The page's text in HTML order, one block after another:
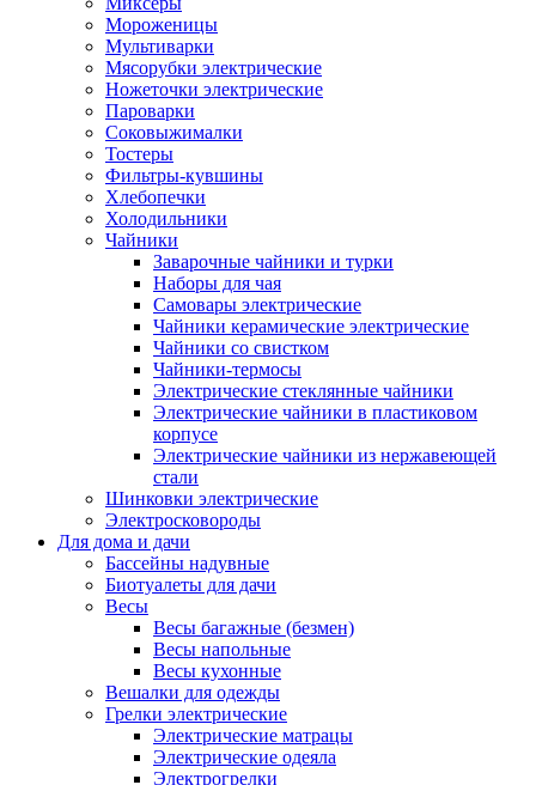
Мороженицы
Мультиварки
Мясорубки электрические
Ножеточки электрические
Пароварки
Соковыжималки
Тостеры
Фильтры-кувшины
Хлебопечки
Холодильники
Чайники
Заварочные чайники и турки
Наборы для чая
Самовары электрические
Чайники керамические электрические
Чайники со свистком
Чайники-термосы
Электрические стеклянные чайники
Электрические чайники в пластиковом
корпусе
Электрические чайники из нержавеющей
стали
Шинковки электрические
Электросковороды
Для дома и дачи
Бассейны надувные
Биотуалеты для дачи
Весы
Весы багажные (безмен)
Весы напольные
Весы кухонные
Вешалки для одежды
Грелки электрические
Электрические матрацы
Электрические одеяла
Электрогрелки